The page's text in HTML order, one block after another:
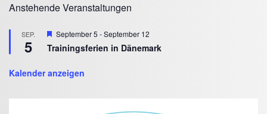
Anstehende Veranstaltungen
SEP.
5
Hervorgehoben
September 5 -September 12
Trainingsferien in Dänemark
Kalender anzeigen